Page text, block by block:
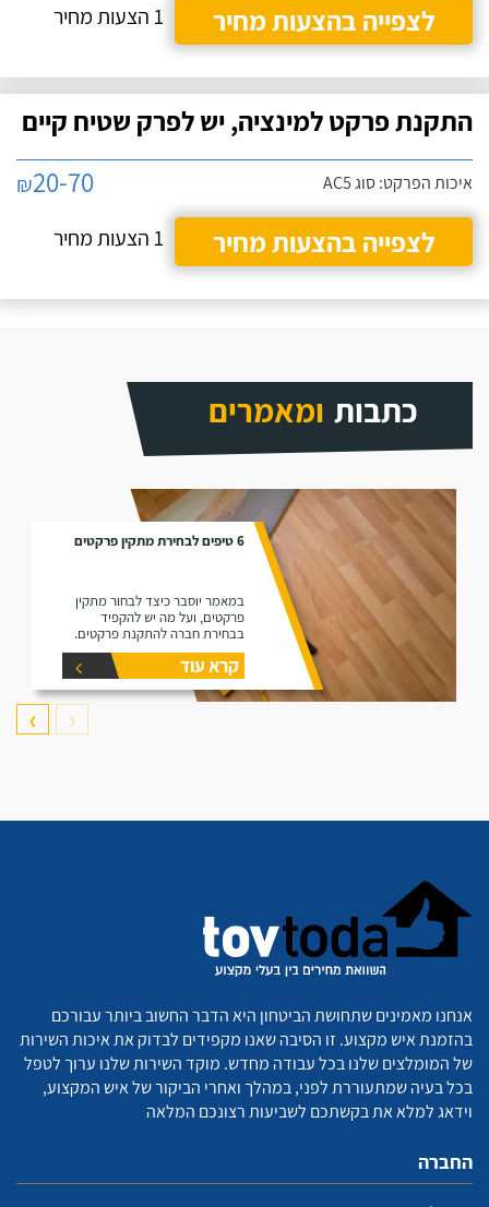
לצפייה בהצעות מחיר
1 הצעות מחיר
התקנת פרקט למינציה, יש לפרק שטיח קיים
איכות הפרקט: סוג AC5 ₪20-70
לצפייה בהצעות מחיר
1 הצעות מחיר
כתבות ומאמרים
6 טיפים לבחירת מתקין פרקטים
במאמר יוסבר כיצד לבחור מתקין
פרקטים, ועל מה יש להקפיד
בבחירת חברה להתקנת פרקטים.
קרא עוד
❮
❯
אנחנו מאמינים שתחושת הביטחון היא הדבר החשוב ביותר עבורכם
בהזמנת איש מקצוע. זו הסיבה שאנו מקפידים לבדוק את איכות השירות
של המומלצים שלנו בכל עבודה מחדש. מוקד השירות שלנו ערוך לטפל
בכל בעיה שמתעוררת לפני, במהלך ואחרי הביקור של איש המקצוע,
וידאג למלא את בקשתכם לשביעות רצונכם המלאה
החברה